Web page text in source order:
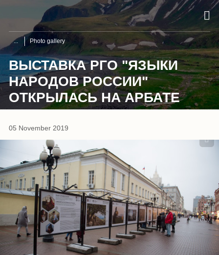
Photo gallery
ВЫСТАВКА РГО "ЯЗЫКИ
НАРОДОВ РОССИИ"
ОТКРЫЛАСЬ НА АРБАТЕ
05 November 2019